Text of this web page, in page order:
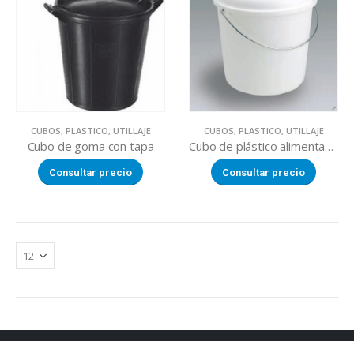
CUBOS, PLASTICO, UTILLAJE
Cubo de goma con tapa
Consultar precio
CUBOS, PLASTICO, UTILLAJE
Cubo de plástico alimentario con tapa
Consultar precio